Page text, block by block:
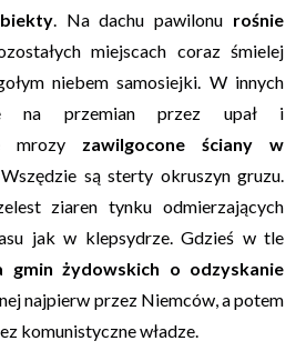
. Na dachu pawilonu rośnie
miejscach coraz śmielej
niebem samosiejki. W innych
na przemian przez upał i
mrozy zawilgocone ściany w
są sterty okruszyn gruzu.
ziaren tynku odmierzających
jak w klepsydrze. Gdzieś w tle
gmin żydowskich o odzyskanie
najpierw przez Niemców, a potem
komunistyczne władze.